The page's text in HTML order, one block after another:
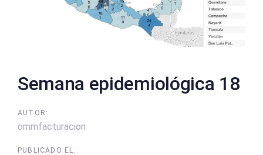
Semana epidemiológica 18
AUTOR:
ommfacturacion
PUBLICADO EL: